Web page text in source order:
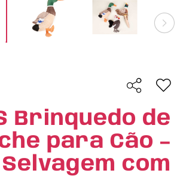
Brinquedo de
para Cão –
com